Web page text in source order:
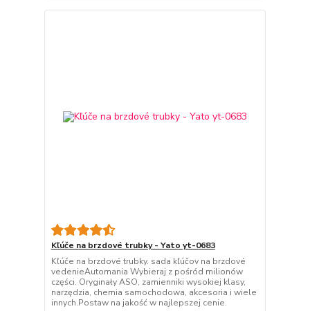
Kľúče na brzdové trubky - Yato yt-0683
Kľúče na brzdové trubky. sada kľúčov na brzdové
vedenieAutomania Wybieraj z pośród milionów
części. Oryginały ASO, zamienniki wysokiej klasy,
narzędzia, chemia samochodowa, akcesoria i wiele
innych.Postaw na jakość w najlepszej cenie.